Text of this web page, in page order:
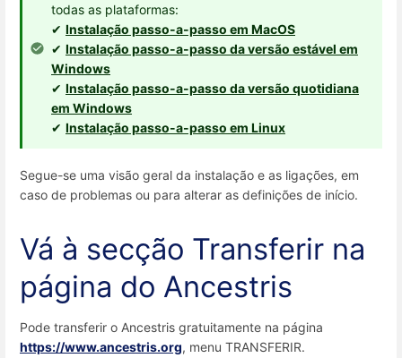
todas as plataformas:
✔ Instalação passo-a-passo em MacOS
✔ Instalação passo-a-passo da versão estável em
Windows
✔ Instalação passo-a-passo da versão quotidiana
em Windows
✔ Instalação passo-a-passo em Linux
Segue-se uma visão geral da instalação e as ligações, em
caso de problemas ou para alterar as definições de início.
Vá à secção Transferir na
página do Ancestris
Pode transferir o Ancestris gratuitamente na página
https://www.ancestris.org, menu TRANSFERIR.